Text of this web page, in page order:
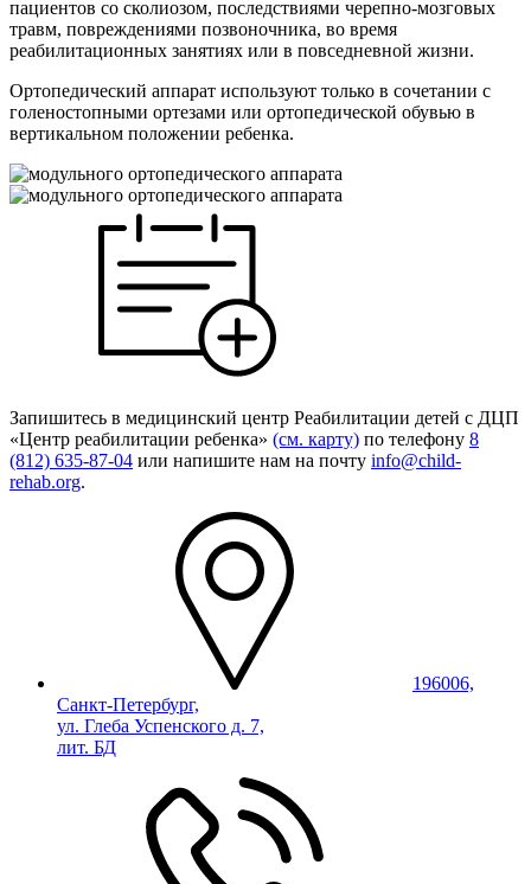
пациентов со сколиозом, последствиями черепно-мозговых
травм, повреждениями позвоночника, во время
реабилитационных занятиях или в повседневной жизни.
Ортопедический аппарат используют только в сочетании с
голеностопными ортезами или ортопедической обувью в
вертикальном положении ребенка.
Запишитесь в медицинский центр Реабилитации детей с ДЦП
«Центр реабилитации ребенка» (см. карту) по телефону 8
(812) 635-87-04 или напишите нам на почту info@child-
rehab.org.
196006,
Санкт-Петербург,
ул. Глеба Успенского д. 7,
лит. БД